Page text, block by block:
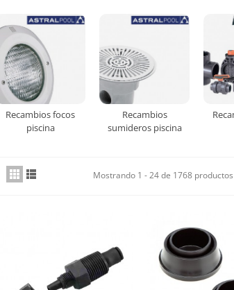
Recambios focos
piscina
Recambios
sumideros piscina
Mostrando 1 - 24 de 1768 productos